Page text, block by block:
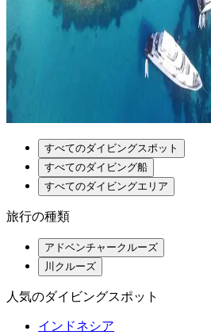
すべてのダイビングスポット
すべてのダイビング船
すべてのダイビングエリア
旅行の種類
アドベンチャークルーズ
川クルーズ
人気のダイビングスポット
インドネシア